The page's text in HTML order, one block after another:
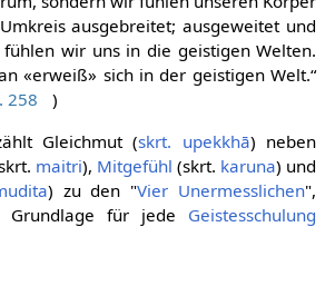
ausgebreitet; ausgeweitet und
fühlen wir uns in die geistigen Welten.
«erweiß» sich in der geistigen Welt.“
258
)
Gleichmut (skrt. upekkhā) neben
maitri), Mitgefühl (skrt. karuna) und
) zu den "Vier Unermesslichen",
Grundlage für jede Geistesschulung